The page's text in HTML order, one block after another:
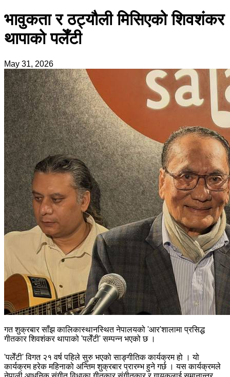
भावुकता र ठट्यौली मिसिएको शिवशंकर
थापाको पलेँटी
May 31, 2026
गत शुक्रबार साँझ कालिकास्थानस्थित नेपालयको 'आर'शालामा प्रसिद्ध
गीतकार शिवशंकर थापाको 'पलेँटी' सम्पन्न भएको छ ।
'पलेँटी' विगत २१ वर्ष पहिले सुरु भएको साङ्गीतिक कार्यक्रम हो । यो
कार्यक्रम हरेक महिनाको अन्तिम शुक्रबार प्रारम्भ हुने गर्छ । यस कार्यक्रमले